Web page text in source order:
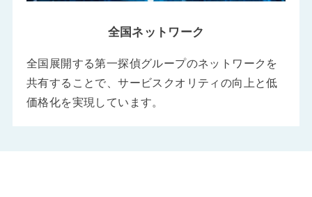
全国ネットワーク
全国展開する第一探偵グループのネットワークを
共有することで、サービスクオリティの向上と低
価格化を実現しています。